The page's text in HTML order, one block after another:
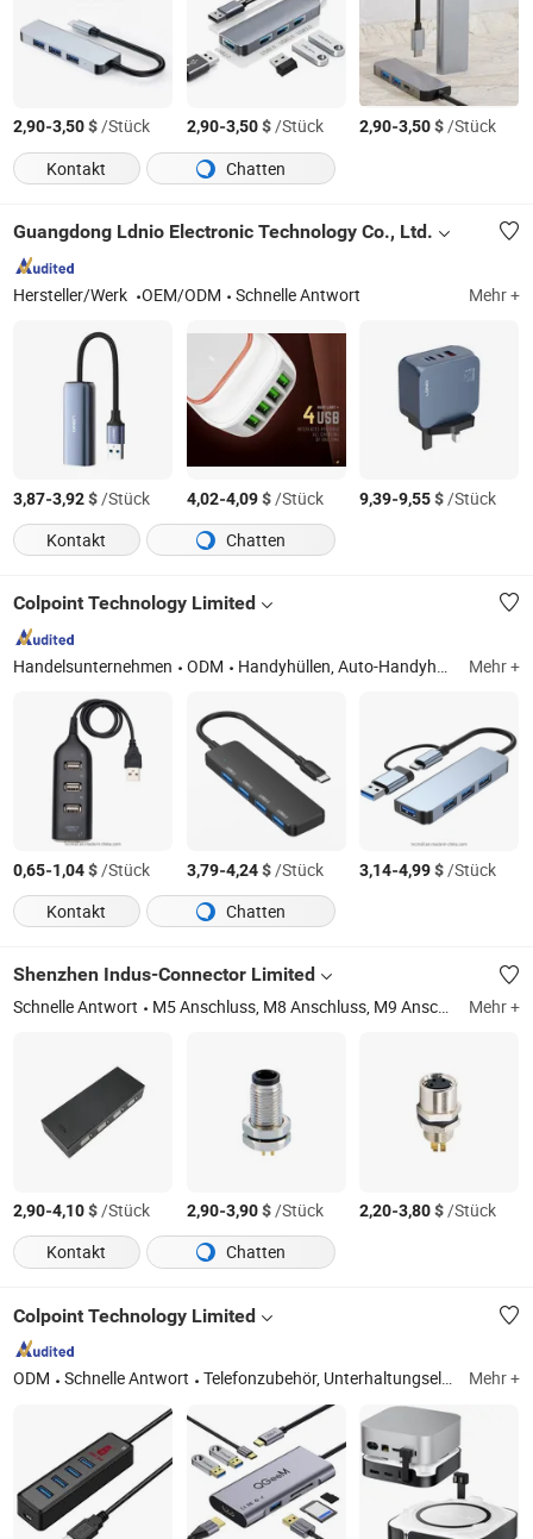
2,90-3,50$/Stück 2,90-3,50$/Stück 2,90-3,50$/Stück
Kontakt
Chatten
Guangdong Ldnio Electronic Technology Co., Ltd.
Hersteller/Werk OEM/ODM Schnelle Antwort Mehr +
3,87-3,92$/Stück 4,02-4,09$/Stück 9,39-9,55$/Stück
Kontakt
Chatten
Colpoint Technology Limited
Handelsunternehmen ODM Handyhüllen, Auto-Handyhalter, Bluetooth-Lautsprecher, Tablet-Hülle, kabelloses Ladegerät, Powerbank, Kopfhörer-Headset, RC-Drohnen, Unterhaltungselektronik, Sicherheitskameras Mehr +
0,65-1,04$/Stück 3,79-4,24$/Stück 3,14-4,99$/Stück
Kontakt
Chatten
Shenzhen Indus-Connector Limited
Schnelle Antwort M5 Anschluss, M8 Anschluss, M9 Anschluss, M12 Anschluss, M16 Anschluss, M23 Anschluss, RF Anschluss, Verbindungsdosen, 1-16un Anschluss, 7/8"-16un Anschluss Mehr +
2,90-4,10$/Stück 2,90-3,90$/Stück 2,20-3,80$/Stück
Kontakt
Chatten
Colpoint Technology Limited
ODM Schnelle Antwort Telefonzubehör, Unterhaltungselektronik, Autozubehör, Haushaltsgeräte, Handyhüllen, Tablet-Hülle, kabelloses Ladegerät, Bluetooth-Lautsprecher, Sicherheitskameras, Powerbank Mehr +